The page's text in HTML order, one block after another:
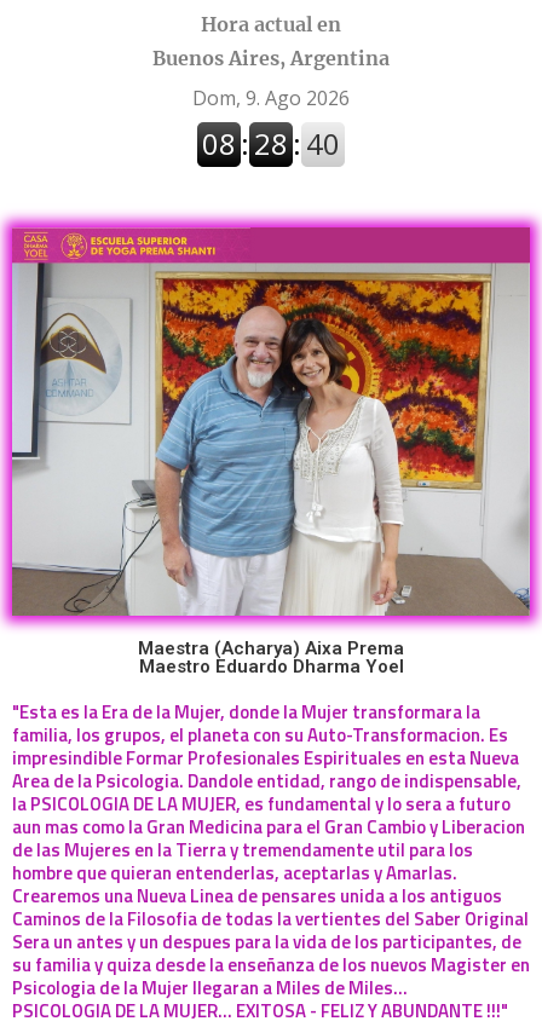
Hora actual en
Buenos Aires, Argentina
Maestra (Acharya) Aixa Prema
Maestro Eduardo Dharma Yoel
"Esta es la Era de la Mujer, donde la Mujer transformara la
familia, los grupos, el planeta con su Auto-Transformacion. Es
impresindible Formar Profesionales Espirituales en esta Nueva
Area de la Psicologia. Dandole entidad, rango de indispensable,
la PSICOLOGIA DE LA MUJER, es fundamental y lo sera a futuro
aun mas como la Gran Medicina para el Gran Cambio y Liberacion
de las Mujeres en la Tierra y tremendamente util para los
hombre que quieran entenderlas, aceptarlas y Amarlas.
Crearemos una Nueva Linea de pensares unida a los antiguos
Caminos de la Filosofia de todas la vertientes del Saber Original
Sera un antes y un despues para la vida de los participantes, de
su familia y quiza desde la enseñanza de los nuevos Magister en
Psicologia de la Mujer llegaran a Miles de Miles...
PSICOLOGIA DE LA MUJER... EXITOSA - FELIZ Y ABUNDANTE !!!"